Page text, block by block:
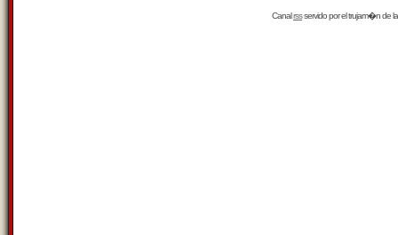
Canalrssservido por eltrujam�nde